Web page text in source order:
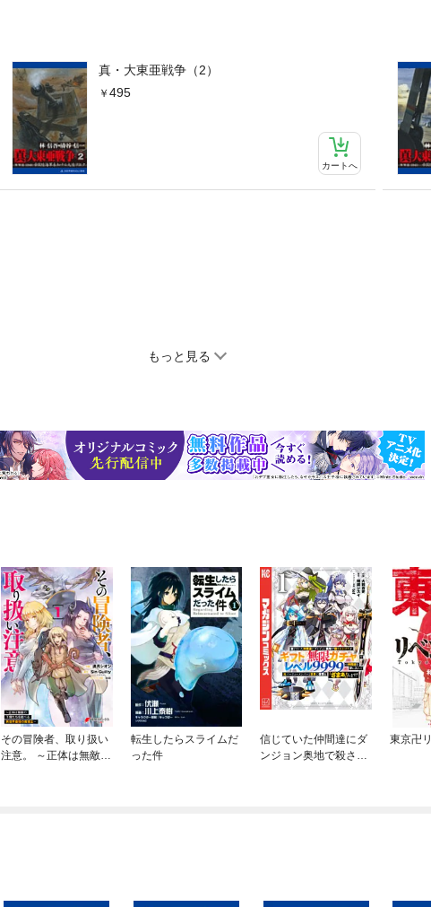
真・大東亜戦争（2）
495
カートへ
もっと見る
その冒険者、取り扱い
注意。 ～正体は無敵の
転生したらスライムだ
った件
信じていた仲間達にダ
ンジョン奥地で殺され
東京卍